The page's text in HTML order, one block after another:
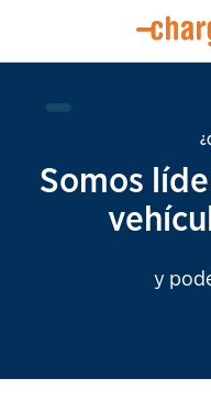
Somos
y